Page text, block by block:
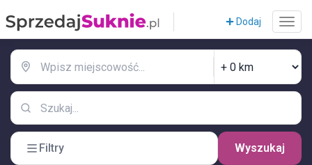
Dodaj
Filtry Wyszukaj